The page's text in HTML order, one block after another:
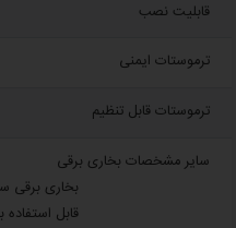
قابلیت نصب
ترموستات ایمنی
ترموستات قابل تنظیم
سایر مشخصات بخاری برقی
بخاری برقی
قابل